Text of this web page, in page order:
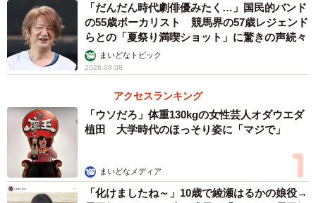
「なんともドラマチックな展開ですよね。ともすれば『ド
ラマの仕立て』が匂って、観ていただく方が冷めてしまう
のではないかという懸念も、もちろんありました。しかし
趣里さんと水上さんの、スズ子と愛助としての自然な演技
のおかげもありまして、見応えのあるシーンに仕上がった
のではないかと思っております。スズ子と愛助のシーンの
カットバックについてはバランスがとても難しく、どちら
に寄りすぎてもいけないし、会いたくても会えないなか
で、お互いをしっかり感じさせるように見せるのはとても
難しく、デリケートな演出と編集の作業だったと思いま
「だんだん時代劇俳優みたく…」国民的バンド
の55歳ボーカリスト 競馬界の57歳レジェンド
らとの「夏祭り満喫ショット」に驚きの声続々
まいどなトピック
2026.08.08
アクセスランキング
「ウソだろ」体重130kgの女性芸人オダウエダ
植田 大学時代のほっそり姿に「マジで」
まいどなメディア
「化けましたね～」10歳で綾瀬はるかの娘役→